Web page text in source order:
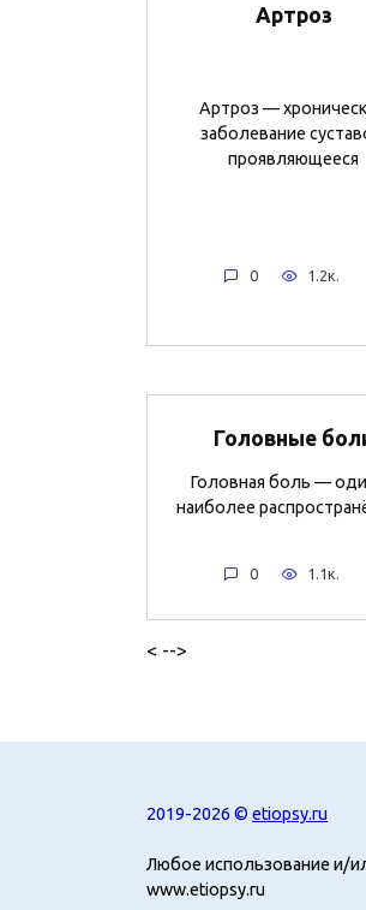
Артроз
Артроз —
заболевание
проявляющееся
0 1.2к.
Головные
Головная боль —
наиболее
0 1.1к.
< -->
2019-2026 © etiopsy.ru
Любое использование и/
www.etiopsy.ru